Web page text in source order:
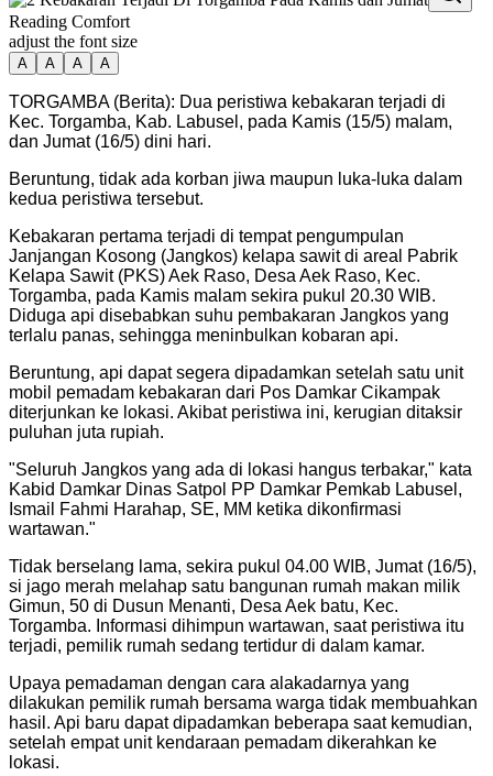
Reading Comfort
adjust the font size
A A A A
TORGAMBA (Berita): Dua peristiwa kebakaran terjadi di
Kec. Torgamba, Kab. Labusel, pada Kamis (15/5) malam,
dan Jumat (16/5) dini hari.
Beruntung, tidak ada korban jiwa maupun luka-luka dalam
kedua peristiwa tersebut.
Kebakaran pertama terjadi di tempat pengumpulan
Janjangan Kosong (Jangkos) kelapa sawit di areal Pabrik
Kelapa Sawit (PKS) Aek Raso, Desa Aek Raso, Kec.
Torgamba, pada Kamis malam sekira pukul 20.30 WIB.
Diduga api disebabkan suhu pembakaran Jangkos yang
terlalu panas, sehingga meninbulkan kobaran api.
Beruntung, api dapat segera dipadamkan setelah satu unit
mobil pemadam kebakaran dari Pos Damkar Cikampak
diterjunkan ke lokasi. Akibat peristiwa ini, kerugian ditaksir
puluhan juta rupiah.
"Seluruh Jangkos yang ada di lokasi hangus terbakar," kata
Kabid Damkar Dinas Satpol PP Damkar Pemkab Labusel,
Ismail Fahmi Harahap, SE, MM ketika dikonfirmasi
wartawan."
Tidak berselang lama, sekira pukul 04.00 WIB, Jumat (16/5),
si jago merah melahap satu bangunan rumah makan milik
Gimun, 50 di Dusun Menanti, Desa Aek batu, Kec.
Torgamba. Informasi dihimpun wartawan, saat peristiwa itu
terjadi, pemilik rumah sedang tertidur di dalam kamar.
Upaya pemadaman dengan cara alakadarnya yang
dilakukan pemilik rumah bersama warga tidak membuahkan
hasil. Api baru dapat dipadamkan beberapa saat kemudian,
setelah empat unit kendaraan pemadam dikerahkan ke
lokasi.